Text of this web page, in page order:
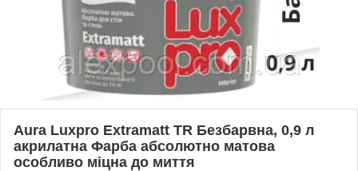
Aura Luxpro Extramatt TR Безбарвна, 0,9 л
акрилатна Фарба абсолютно матова
особливо міцна до миття